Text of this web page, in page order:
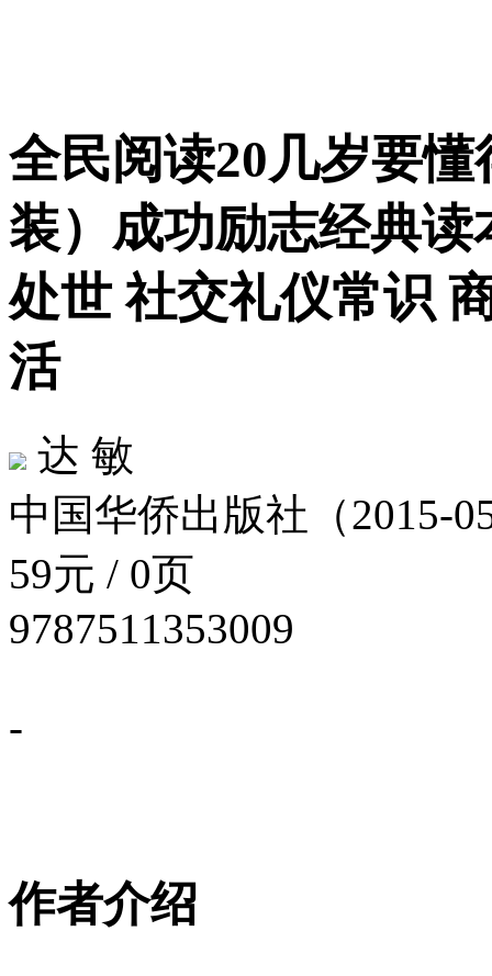
全民阅读20几岁要
装）成功励志经典
处世 社交礼仪常识
活
达 敏
中国华侨出版社（2015-
59元 / 0页
9787511353009
-
作者介绍